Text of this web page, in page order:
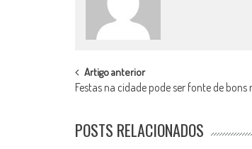
POST
NAVIGATION
Artigo anterior
Festas na cidade pode ser fonte de bons
POSTS RELACIONADOS